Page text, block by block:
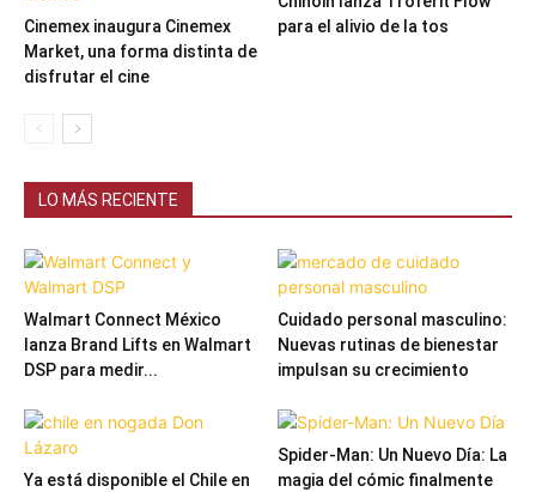
Cinemex inaugura Cinemex
Market, una forma distinta de
disfrutar el cine
para el alivio de la tos
LO MÁS RECIENTE
Walmart Connect México
lanza Brand Lifts en Walmart
DSP para medir...
Cuidado personal masculino:
Nuevas rutinas de bienestar
impulsan su crecimiento
Ya está disponible el Chile en
Spider-Man: Un Nuevo Día: La
magia del cómic finalmente